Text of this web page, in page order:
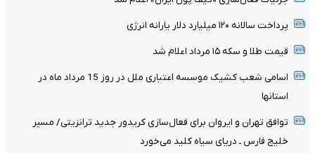
پرداخت سالانه ۱۲۰ میلیارد دلار یارانه انرژی
قیمت طلا و سکه ۱۵ مرداد اعلام شد
اسامی شعب کشیک موسسه اعتباری ملل در روز 15 مرداد ماه در
استانها
توافق تهران و ایروان برای فعال‌سازی کریدور جدید ترانزیتی/ مسیر
خلیج فارس ـ دریای سیاه کلید می‌خورد